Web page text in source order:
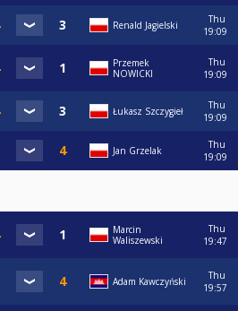
Renald Jagielski
Thu
19:09
Przemek
NOWICKI
Thu
19:09
Łukasz Szczygieł
Thu
19:09
Jan Grzelak
Thu
19:09
Marcin
Waliszewski
Thu
19:47
Adam Kawczyński
Thu
19:57